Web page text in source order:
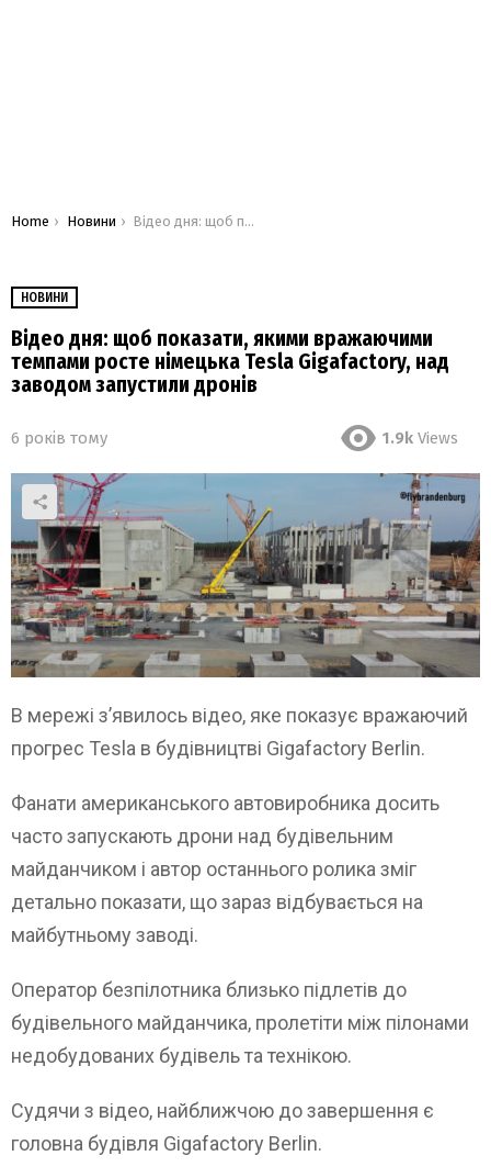
You are here:
Home Новини Відео дня: щоб показати, якими вражаючими темпами росте німецька Tesla Gigafactory, над заводом запустили дронів
НОВИНИ
Відео дня: щоб показати, якими вражаючими
темпами росте німецька Tesla Gigafactory, над
заводом запустили дронів
6 років тому 1.9k Views
В мережі з’явилось відео, яке показує вражаючий
прогрес Tesla в будівництві Gigafactory Berlin.
Фанати американського автовиробника досить
часто запускають дрони над будівельним
майданчиком і автор останнього ролика зміг
детально показати, що зараз відбувається на
майбутньому заводі.
Оператор безпілотника близько підлетів до
будівельного майданчика, пролетіти між пілонами
недобудованих будівель та технікою.
Судячи з відео, найближчою до завершення є
головна будівля Gigafactory Berlin.